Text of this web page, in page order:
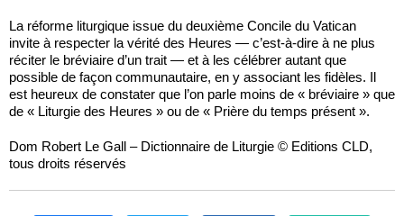
La réforme liturgique issue du deuxième Concile du Vatican
invite à respecter la vérité des Heures — c’est-à-dire à ne plus
réciter le bréviaire d’un trait — et à les célébrer autant que
possible de façon communautaire, en y associant les fidèles. Il
est heureux de constater que l’on parle moins de « bréviaire » que
de « Liturgie des Heures » ou de « Prière du temps présent ».
Dom Robert Le Gall – Dictionnaire de Liturgie © Editions CLD,
tous droits réservés